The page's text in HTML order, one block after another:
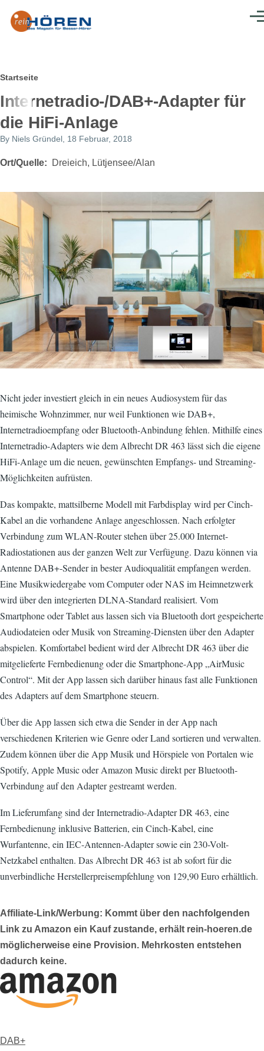
Pfadnavigation
Startseite
Internetradio-/DAB+-Adapter für
die HiFi-Anlage
By Niels Gründel , 18 Februar, 2018
Ort/Quelle Dreieich, Lütjensee/Alan
Nicht jeder investiert gleich in ein neues Audiosystem für das
heimische Wohnzimmer, nur weil Funktionen wie DAB+,
Internetradioempfang oder Bluetooth-Anbindung fehlen. Mithilfe eines
Internetradio-Adapters wie dem Albrecht DR 463 lässt sich die eigene
HiFi-Anlage um die neuen, gewünschten Empfangs- und Streaming-
Möglichkeiten aufrüsten.
Das kompakte, mattsilberne Modell mit Farbdisplay wird per Cinch-
Kabel an die vorhandene Anlage angeschlossen. Nach erfolgter
Verbindung zum WLAN-Router stehen über 25.000 Internet-
Radiostationen aus der ganzen Welt zur Verfügung. Dazu können via
Antenne DAB+-Sender in bester Audioqualität empfangen werden.
Eine Musikwiedergabe vom Computer oder NAS im Heimnetzwerk
wird über den integrierten DLNA-Standard realisiert. Vom
Smartphone oder Tablet aus lassen sich via Bluetooth dort gespeicherte
Audiodateien oder Musik von Streaming-Diensten über den Adapter
abspielen. Komfortabel bedient wird der Albrecht DR 463 über die
mitgelieferte Fernbedienung oder die Smartphone-App „AirMusic
Control“. Mit der App lassen sich darüber hinaus fast alle Funktionen
des Adapters auf dem Smartphone steuern.
Über die App lassen sich etwa die Sender in der App nach
verschiedenen Kriterien wie Genre oder Land sortieren und verwalten.
Zudem können über die App Musik und Hörspiele von Portalen wie
Spotify, Apple Music oder Amazon Music direkt per Bluetooth-
Verbindung auf den Adapter gestreamt werden.
Im Lieferumfang sind der Internetradio-Adapter DR 463, eine
Fernbedienung inklusive Batterien, ein Cinch-Kabel, eine
Wurfantenne, ein IEC-Antennen-Adapter sowie ein 230-Volt-
Netzkabel enthalten. Das Albrecht DR 463 ist ab sofort für die
unverbindliche Herstellerpreisempfehlung von 129,90 Euro erhältlich.
Affiliate-Link/Werbung: Kommt über den nachfolgenden
Link zu Amazon ein Kauf zustande, erhält rein-hoeren.de
möglicherweise eine Provision. Mehrkosten entstehen
dadurch keine.
DAB+